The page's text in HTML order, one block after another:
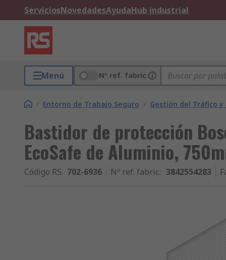
ServiciosNovedadesAyudaHub industrial
Menú Nº ref. fabric.
/ Entorno de Trabajo Seguro / Gestión del Tráfico
Bastidor de protección
EcoSafe de Aluminio,
Código RS: 702-6936 Nº ref. fabric.: 3842554283